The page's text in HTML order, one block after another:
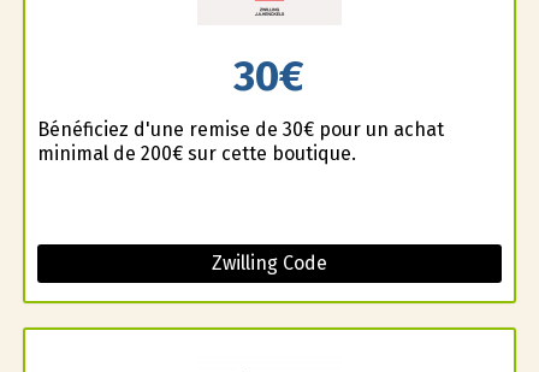
30€
Bénéficiez d'une remise de 30€ pour un achat
minimal de 200€ sur cette boutique.
Zwilling Code